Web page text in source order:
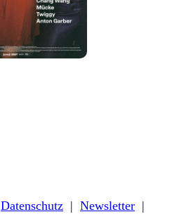
Datenschutz | Newsletter |